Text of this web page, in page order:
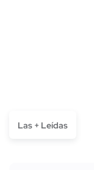
Las + Leídas